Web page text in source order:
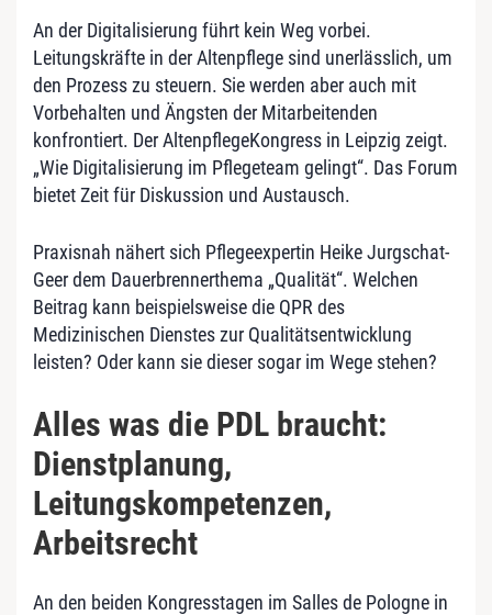
An der Digitalisierung führt kein Weg vorbei.
Leitungskräfte in der Altenpflege sind unerlässlich, um
den Prozess zu steuern. Sie werden aber auch mit
Vorbehalten und Ängsten der Mitarbeitenden
konfrontiert. Der AltenpflegeKongress in Leipzig zeigt.
„Wie Digitalisierung im Pflegeteam gelingt“. Das Forum
bietet Zeit für Diskussion und Austausch.
Praxisnah nähert sich Pflegeexpertin Heike Jurgschat-
Geer dem Dauerbrennerthema „Qualität“. Welchen
Beitrag kann beispielsweise die QPR des
Medizinischen Dienstes zur Qualitätsentwicklung
leisten? Oder kann sie dieser sogar im Wege stehen?
Alles was die PDL braucht:
Dienstplanung,
Leitungskompetenzen,
Arbeitsrecht
An den beiden Kongresstagen im Salles de Pologne in